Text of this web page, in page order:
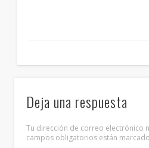
Deja una respuesta
Tu dirección de correo electrónico
campos obligatorios están